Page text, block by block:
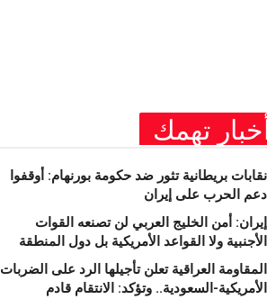
تهمك
نقابات بريطانية تثور ضد حكومة بورنهام: أوقفوا
دعم الحرب على إيران
إيران: أمن الخليج العربي لن تصنعه القوات
الأجنبية ولا القواعد الأمريكية بل دول المنطقة
المقاومة العراقية تعلن تأجيلها الرد على الضربات
الأمريكية-السعودية.. وتؤكد: الانتقام قادم